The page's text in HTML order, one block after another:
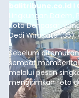
balitribune.co.id I
Lingkungan Dalem,
Kota Denpasar,
Dedi Wiranata
pesisir Pantai
Sebelum
sempat
melalui pesan
mengirimkan foto
istrinya.